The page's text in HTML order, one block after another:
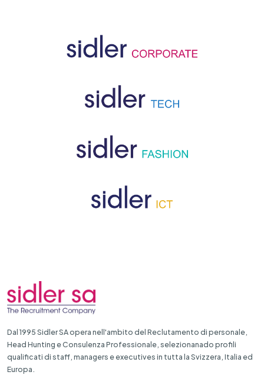
Dal 1995 Sidler SA opera nell'ambito del Reclutamento di personale,
Head Hunting e Consulenza Professionale, selezionanado profili
qualificati di staff, managers e executives in tutta la Svizzera, Italia ed
Europa.